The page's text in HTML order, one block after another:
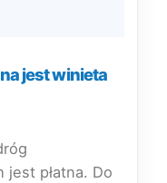
jest winieta
jest płatna. Do